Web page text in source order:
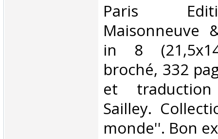
‎Paris
Maisonneuve
in 8
broché, 332
et
Sailley.
monde''. Bon